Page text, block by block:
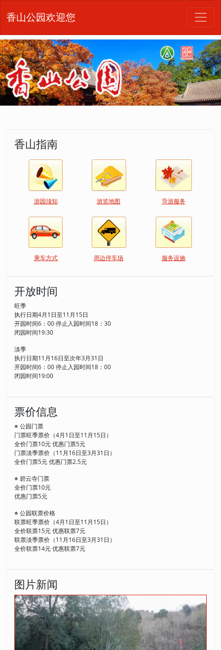
香山公园欢迎您
香山指南
游园须知 游览地图 导游服务
乘车方式 周边停车场 服务设施
开放时间
旺季
执行日期4月1日至11月15日
开园时间6：00 停止入园时间18：30
闭园时间19:30
淡季
执行日期11月16日至次年3月31日
开园时间6：00 停止入园时间18：00
闭园时间19:00
票价信息
※ 公园门票
门票旺季票价（4月1日至11月15日）
全价门票10元 优惠门票5元
门票淡季票价（11月16日至3月31日）
全价门票5元 优惠门票2.5元
※ 碧云寺门票
全价门票10元
优惠门票5元
※ 公园联票价格
联票旺季票价（4月1日至11月15日）
全价联票15元 优惠联票7元
联票淡季票价（11月16日至3月31日）
全价联票14元 优惠联票7元
图片新闻